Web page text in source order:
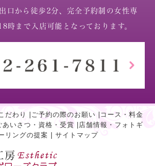
口から徒歩2分、完全予約制の女性専
時まで入店可能となっております。
だわり ご予約の際のお願い
コース・料金
あいさつ・資格・受賞
店舗情報・フォトギ
リングの提案 サイトマップ